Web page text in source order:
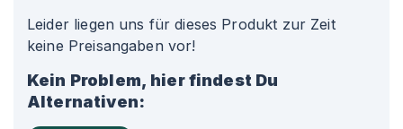
Leider liegen uns für dieses Produkt zur Zeit
keine Preisangaben vor!
Kein Problem, hier findest Du
Alternativen: